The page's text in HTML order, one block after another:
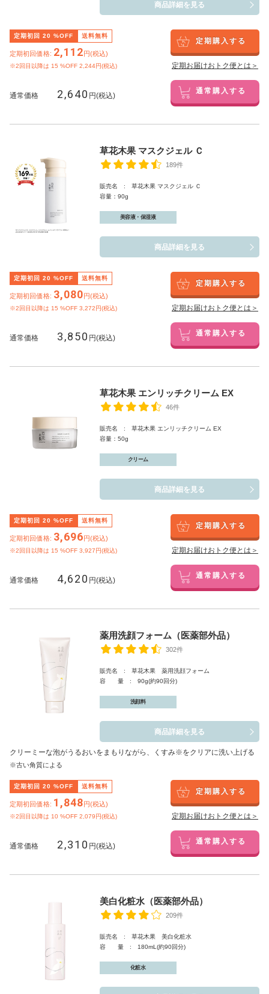
商品詳細を見る
定期初回 20 %OFF 送料無料
定期初回価格: 2,112円(税込)
※2回目以降は 15 %OFF 2,244円(税込)
定期購入する
定期お届けおトク便とは＞
通常価格 2,640 円(税込) 通常購入する
草花木果 マスクジェル Ｃ
189件
販売名 : 草花木果 マスクジェル Ｃ
容量：90g
美容液・保湿液
商品詳細を見る
定期初回 20 %OFF 送料無料
定期初回価格: 3,080円(税込)
※2回目以降は 15 %OFF 3,272円(税込)
定期購入する
定期お届けおトク便とは＞
通常価格 3,850 円(税込) 通常購入する
草花木果 エンリッチクリーム EX
46件
販売名 : 草花木果 エンリッチクリーム EX
容量：50g
クリーム
商品詳細を見る
定期初回 20 %OFF 送料無料
定期初回価格: 3,696円(税込)
※2回目以降は 15 %OFF 3,927円(税込)
定期購入する
定期お届けおトク便とは＞
通常価格 4,620 円(税込) 通常購入する
薬用洗顔フォーム（医薬部外品）
302件
販売名 : 草花木果 薬用洗顔フォーム
容 量 : 90g(約90回分)
洗顔料
商品詳細を見る
クリーミーな泡がうるおいをまもりながら、くすみ※をクリアに洗い上げる
※古い角質による
定期初回 20 %OFF 送料無料
定期初回価格: 1,848円(税込)
※2回目以降は 10 %OFF 2,079円(税込)
定期購入する
定期お届けおトク便とは＞
通常価格 2,310 円(税込) 通常購入する
美白化粧水（医薬部外品）
209件
販売名 : 草花木果 美白化粧水
容 量 : 180mL(約90回分)
化粧水